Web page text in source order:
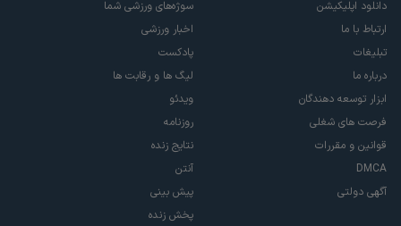
دانلود اپلیکیشن
ارتباط با ما
تبلیغات
درباره ما
ابزار توسعه دهندگان
فرصت های شغلی
قوانین و مقررات
DMCA
آگهی دولتی
سوژه‌های ورزشی شما
اخبار ورزشی
پادکست
لیگ ها و رقابت ها
ویدئو
روزنامه
نتایج زنده
آنتن
پیش بینی
پخش زنده